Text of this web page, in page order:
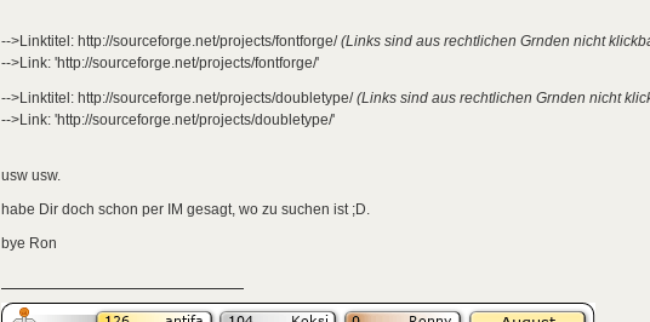
-->Linktitel: http://sourceforge.net/projects/fontforge/(Links sind aus rechtlichen Grnden nicht
-->Link: 'http://sourceforge.net/projects/fontforge/'
-->Linktitel: http://sourceforge.net/projects/doubletype/(Links sind aus rechtlichen Grnden nicht
-->Link: 'http://sourceforge.net/projects/doubletype/'
usw usw.
habe Dir doch schon per IM gesagt, wo zu suchen ist ;D.
bye Ron